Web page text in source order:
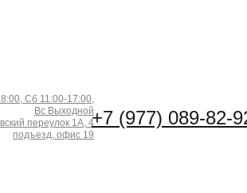
Сб 11:00-17:00,
Вс Выходной
переулок 1А, 4
подъезд, офис 19
+7 (977) 089-82-